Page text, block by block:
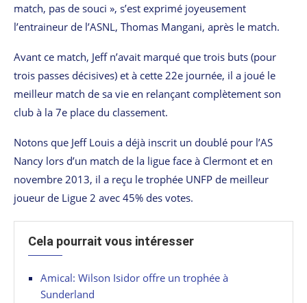
match, pas de souci », s’est exprimé joyeusement
l’entraineur de l’ASNL, Thomas Mangani, après le match.
Avant ce match, Jeff n’avait marqué que trois buts (pour
trois passes décisives) et à cette 22e journée, il a joué le
meilleur match de sa vie en relançant complètement son
club à la 7e place du classement.
Notons que Jeff Louis a déjà inscrit un doublé pour l’AS
Nancy lors d’un match de la ligue face à Clermont et en
novembre 2013, il a reçu le trophée UNFP de meilleur
joueur de Ligue 2 avec 45% des votes.
Cela pourrait vous intéresser
Amical: Wilson Isidor offre un trophée à
Sunderland